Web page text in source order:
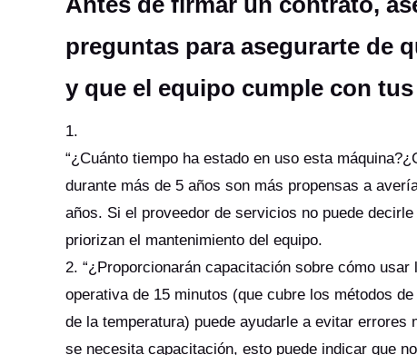
preguntas para asegurarte de
y que el equipo cumple con
1.
“¿Cuánto tiempo ha estado en uso esta
durante más de 5 años son más propensas a
años. Si el proveedor de servicios no puede
priorizan el mantenimiento del equipo.
2. “¿Proporcionarán capacitación sobre cómo
operativa de 15 minutos (que cubre los métodos
de la temperatura) puede ayudarle a evitar
se necesita capacitación, esto puede indicar que